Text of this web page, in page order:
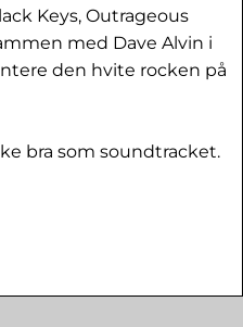
Keys, Outrageous
med Dave Alvin i
den hvite rocken på
bra som soundtracket.